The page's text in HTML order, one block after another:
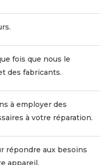
fois que nous le
des fabricants.
à employer des
à votre réparation.
répondre aux besoins
appareil.